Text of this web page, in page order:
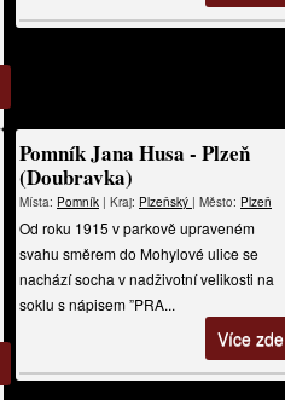
Pomník Jana Husa - Plzeň
(Doubravka)
Místa: Pomník | Kraj: Plzeňský | Město: Plzeň
Od roku 1915 v parkově upraveném
svahu směrem do Mohylové ulice se
nachází socha v nadživotní velikosti na
soklu s nápisem ”PRA...
Více zde